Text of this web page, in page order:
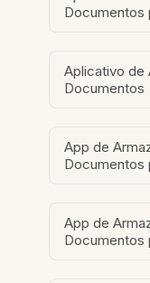
Documentos
Aplicativo de
Documentos
App de
Documentos
App de
Documentos